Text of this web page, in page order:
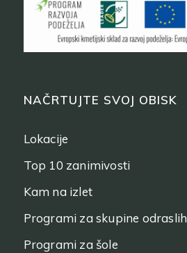
NAČRTUJTE SVOJ OBISK
Lokacije
Top 10 zanimivosti
Kam na izlet
Programi za skupine odraslih
Programi za šole